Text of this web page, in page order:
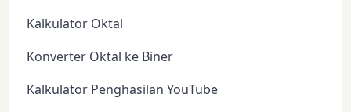
Kalkulator Oktal
Konverter Oktal ke Biner
Kalkulator Penghasilan YouTube